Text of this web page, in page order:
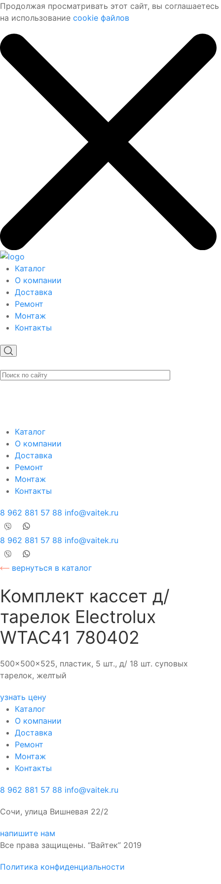
Продолжая просматривать этот сайт, вы соглашаетесь
на использование cookie файлов
Каталог
О компании
Доставка
Ремонт
Монтаж
Контакты
Каталог
О компании
Доставка
Ремонт
Монтаж
Контакты
8 962 881 57 88 info@vaitek.ru
8 962 881 57 88 info@vaitek.ru
вернуться в каталог
Комплект кассет д/
тарелок Electrolux
WTAC41 780402
500x500x525, пластик, 5 шт., д/ 18 шт. суповых
тарелок, желтый
узнать цену
Каталог
О компании
Доставка
Ремонт
Монтаж
Контакты
8 962 881 57 88 info@vaitek.ru
Сочи, улица Вишневая 22/2
напишите нам
Все права защищены. “Вайтек” 2019
Политика конфиденциальности